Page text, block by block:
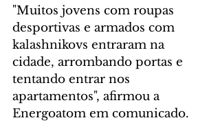
"Muitos jovens com roupas
desportivas e armados com
kalashnikovs entraram na
cidade, arrombando portas e
tentando entrar nos
apartamentos", afirmou a
Energoatom em comunicado.